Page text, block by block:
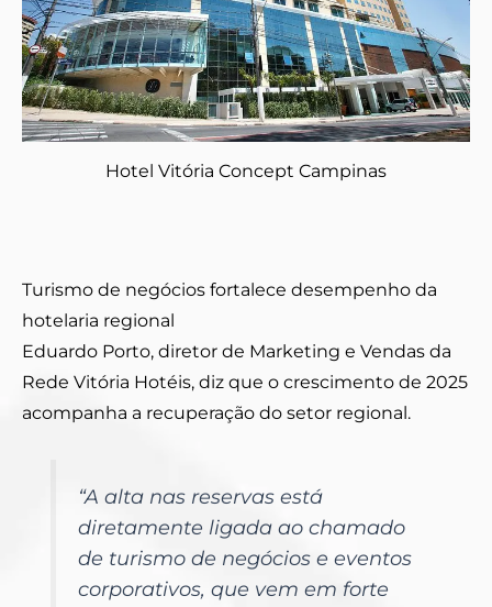
Hotel Vitória Concept Campinas
Turismo de negócios fortalece desempenho da
hotelaria regional
Eduardo Porto, diretor de Marketing e Vendas da
Rede Vitória Hotéis, diz que o crescimento de 2025
acompanha a recuperação do setor regional.
“A alta nas reservas está
diretamente ligada ao chamado
de turismo de negócios e eventos
corporativos, que vem em forte